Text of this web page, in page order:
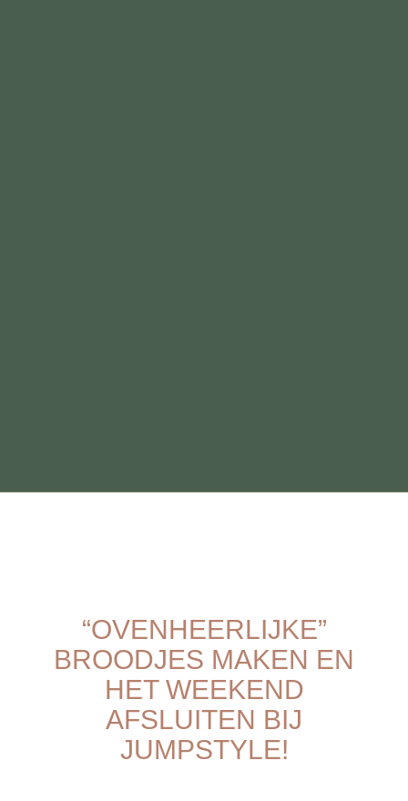
“OVENHEERLIJKE”
BROODJES MAKEN EN
HET WEEKEND
AFSLUITEN BIJ
JUMPSTYLE!